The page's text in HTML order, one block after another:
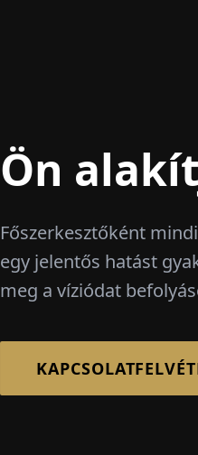
Ön
Főszerkesztőként
egy jelentős hatást
meg a víziódat